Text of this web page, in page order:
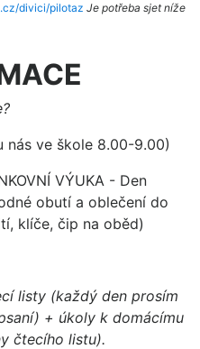
divici/pilotaz Je potřeba sjet níže
nás ve škole 8.00-9.00)
VÝUKA - Den
obutí a oblečení do
klíče, čip na oběd)
listy (každý den prosím
+ úkoly k domácímu
čtecího listu).